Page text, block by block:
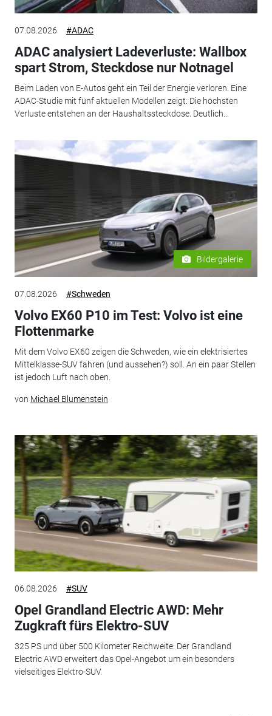
07.08.2026 #ADAC
ADAC analysiert Ladeverluste: Wallbox
spart Strom, Steckdose nur Notnagel
Beim Laden von E-Autos geht ein Teil der Energie verloren. Eine
ADAC-Studie mit fünf aktuellen Modellen zeigt: Die höchsten
Verluste entstehen an der Haushaltssteckdose. Deutlich...
Bildergalerie
07.08.2026 #Schweden
Volvo EX60 P10 im Test: Volvo ist eine
Flottenmarke
Mit dem Volvo EX60 zeigen die Schweden, wie ein elektrisiertes
Mittelklasse-SUV fahren (und aussehen?) soll. An ein paar Stellen
ist jedoch Luft nach oben.
von Michael Blumenstein
06.08.2026 #SUV
Opel Grandland Electric AWD: Mehr
Zugkraft fürs Elektro-SUV
325 PS und über 500 Kilometer Reichweite: Der Grandland
Electric AWD erweitert das Opel-Angebot um ein besonders
vielseitiges Elektro-SUV.